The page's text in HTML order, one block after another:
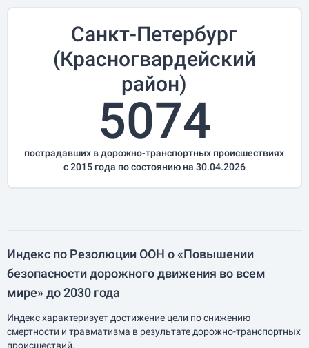
Санкт-Петербург
(Красногвардейский
район)
5074
пострадавших в дорожно-транспортных происшествиях
с 2015 года по состоянию на 30.04.2026
Индекс по Резолюции ООН о «Повышении
безопасности дорожного движения во всем
мире» до 2030 года
Индекс характеризует достижение цели по снижению
смертности и травматизма в результате дорожно-транспортных
происшествий.